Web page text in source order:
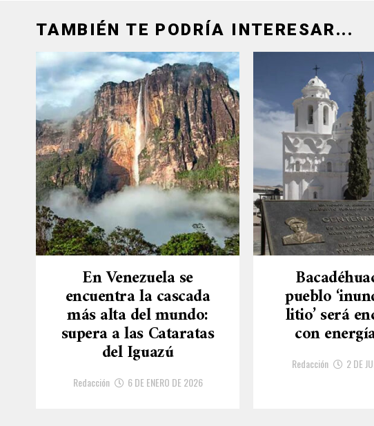
TAMBIÉN TE PODRÍA INTERESAR...
En Venezuela se
encuentra la cascada
más alta del mundo:
supera a las Cataratas
del Iguazú
Redacción 6 DE ENERO DE 2026
pueblo
litio’ será
con
Redacción 2 DE